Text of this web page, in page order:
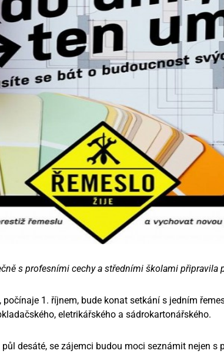
s profesními cechy a středními školami připravila
, počínaje 1. říjnem, bude konat setkání s jedním
eletrikářského a sádrokartonářského.
desáté, se zájemci budou moci seznámit nejen s